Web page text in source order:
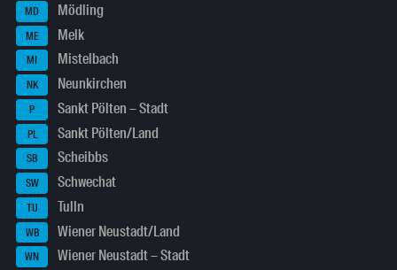
MD Mödling
ME Melk
MI Mistelbach
NK Neunkirchen
P Sankt Pölten – Stadt
PL Sankt Pölten/Land
SB Scheibbs
SW Schwechat
TU Tulln
WB Wiener Neustadt/Land
WN Wiener Neustadt – Stadt